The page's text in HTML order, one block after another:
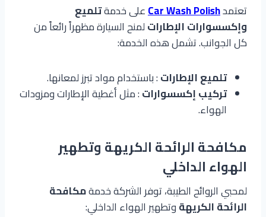
تعتمدCar Wash Polishعلى خدمةتلميع
وإكسسوارات الإطاراتلمنح السيارة مظهراً رائعاً من
كل الجوانب. تشمل هذه الخدمة:
تلميع الإطارات: باستخدام مواد تبرز لمعانها.
تركيب إكسسوارات: مثل أغطية الإطارات ومزودات
الهواء.
مكافحة الرائحة الكريهة وتطهير
الهواء الداخلي
لمحبي الروائح الطيبة، توفر الشركة خدمةمكافحة
الرائحة الكريهةوتطهير الهواء الداخلي: